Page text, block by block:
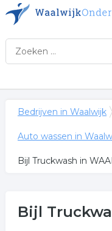
Bedrijven in Waalwijk
Auto wassen in
Bijl Truckwash in
Bijl